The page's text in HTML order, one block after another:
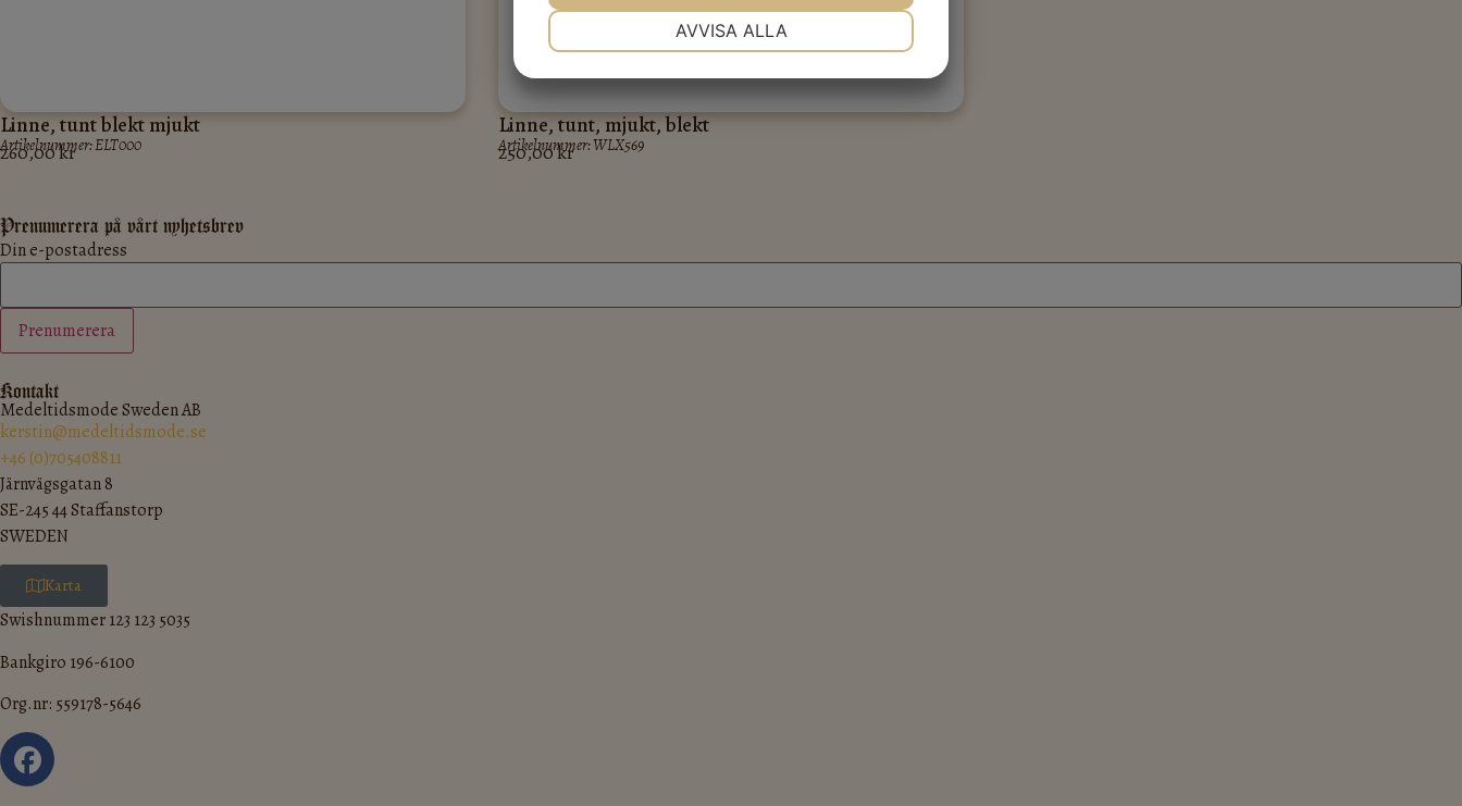
Linne, tunt blekt mjukt
Artikelnummer: ELT000
260,00kr
Linne, tunt, mjukt, blekt
Artikelnummer: WLX569
250,00kr
Prenumerera på vårt nyhetsbrev
Din e-postadress
Kontakt
Medeltidsmode Sweden AB
kerstin@medeltidsmode.se
+46 (0)705408811
Järnvägsgatan 8
SE-245 44 Staffanstorp
SWEDEN
Karta
Swishnummer 123 123 5035
Bankgiro 196-6100
Org.nr: 559178-5646
AVVISA ALLA